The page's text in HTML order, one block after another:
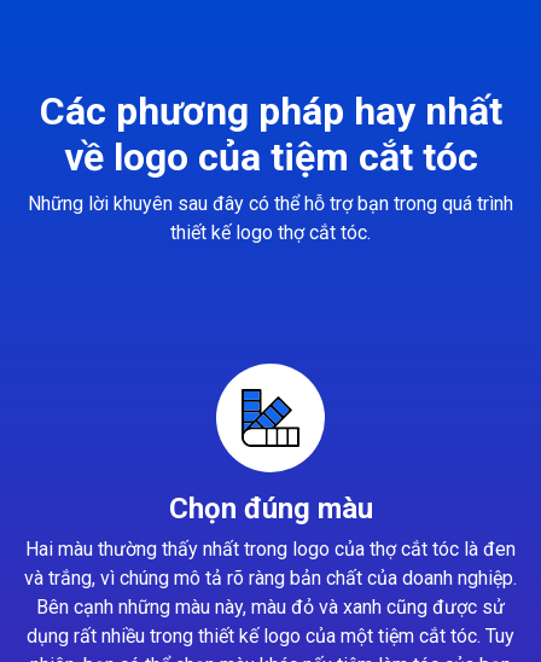
Các phương pháp hay nhất
về logo của tiệm cắt tóc
Những lời khuyên sau đây có thể hỗ trợ bạn trong quá trình
thiết kế logo thợ cắt tóc.
Chọn đúng màu
Hai màu thường thấy nhất trong logo của thợ cắt tóc là đen
và trắng, vì chúng mô tả rõ ràng bản chất của doanh nghiệp.
Bên cạnh những màu này, màu đỏ và xanh cũng được sử
dụng rất nhiều trong thiết kế logo của một tiệm cắt tóc. Tuy